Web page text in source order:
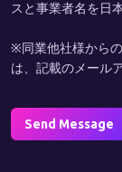
スと事業者名を日
※同業他社様から
は、記載のメール
Send Message